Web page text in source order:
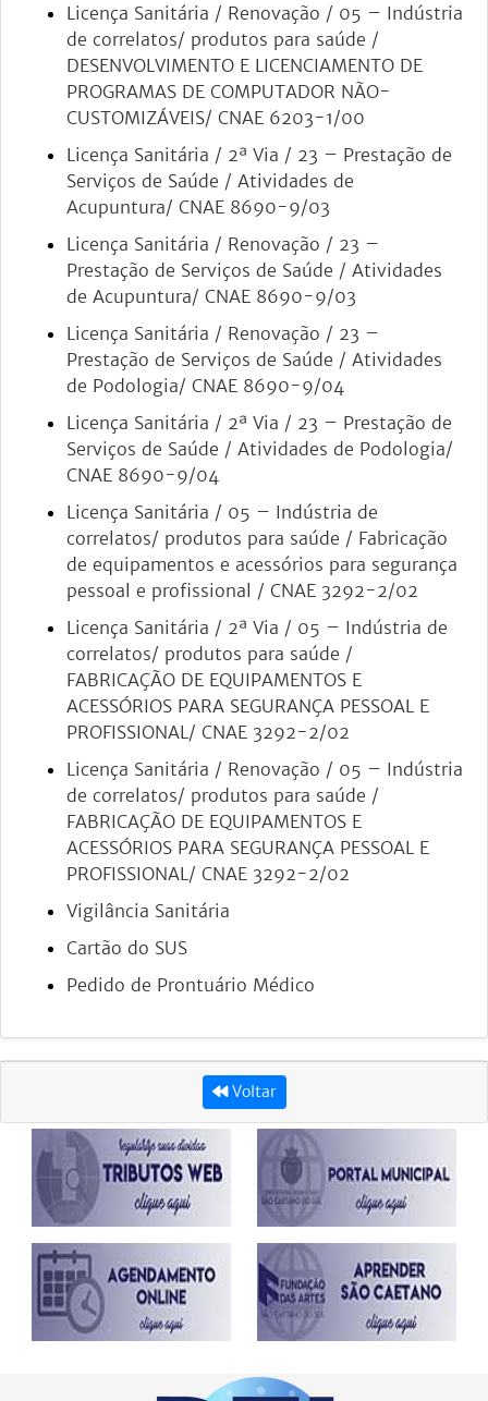
Licença Sanitária / Renovação / 05 – Indústria
de correlatos/ produtos para saúde /
DESENVOLVIMENTO E LICENCIAMENTO DE
PROGRAMAS DE COMPUTADOR NÃO-
CUSTOMIZÁVEIS/ CNAE 6203-1/00
Licença Sanitária / 2ª Via / 23 – Prestação de
Serviços de Saúde / Atividades de
Acupuntura/ CNAE 8690-9/03
Licença Sanitária / Renovação / 23 –
Prestação de Serviços de Saúde / Atividades
de Acupuntura/ CNAE 8690-9/03
Licença Sanitária / Renovação / 23 –
Prestação de Serviços de Saúde / Atividades
de Podologia/ CNAE 8690-9/04
Licença Sanitária / 2ª Via / 23 – Prestação de
Serviços de Saúde / Atividades de Podologia/
CNAE 8690-9/04
Licença Sanitária / 05 – Indústria de
correlatos/ produtos para saúde / Fabricação
de equipamentos e acessórios para segurança
pessoal e profissional / CNAE 3292-2/02
Licença Sanitária / 2ª Via / 05 – Indústria de
correlatos/ produtos para saúde /
FABRICAÇÃO DE EQUIPAMENTOS E
ACESSÓRIOS PARA SEGURANÇA PESSOAL E
PROFISSIONAL/ CNAE 3292-2/02
Licença Sanitária / Renovação / 05 – Indústria
de correlatos/ produtos para saúde /
FABRICAÇÃO DE EQUIPAMENTOS E
ACESSÓRIOS PARA SEGURANÇA PESSOAL E
PROFISSIONAL/ CNAE 3292-2/02
Vigilância Sanitária
Cartão do SUS
Pedido de Prontuário Médico
Voltar